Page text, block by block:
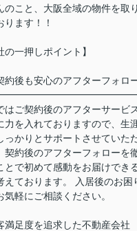
のこと、大阪全域の物件を取
ります！！
の一押しポイント】
後も安心のアフターフォロ
はご契約後のアフターサービ
力を入れておりますので、生
っかりとサポートさせていた
契約後のアフターフォローを
とで初めて感動をお届けでき
えております。 入居後のお困
気軽にご相談ください。
足度を追求した不動産会社